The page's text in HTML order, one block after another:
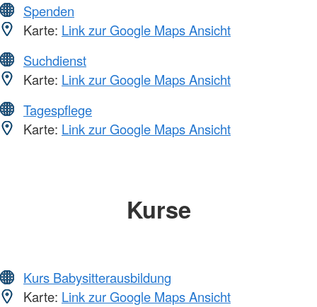
Spenden
Karte: Link zur Google Maps Ansicht
Suchdienst
Karte: Link zur Google Maps Ansicht
Tagespflege
Karte: Link zur Google Maps Ansicht
Kurse
Kurs Babysitterausbildung
Karte: Link zur Google Maps Ansicht